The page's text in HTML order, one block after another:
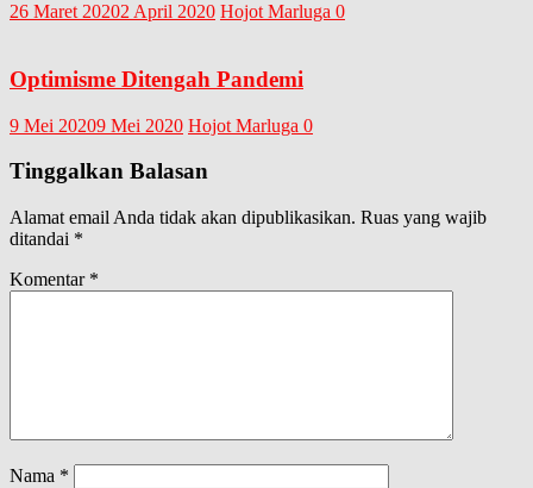
26 Maret 20202 April 2020 Hojot Marluga 0
Optimisme Ditengah Pandemi
9 Mei 20209 Mei 2020 Hojot Marluga 0
Tinggalkan Balasan
Alamat email Anda tidak akan dipublikasikan. Ruas yang wajib
ditandai *
Komentar *
Nama *